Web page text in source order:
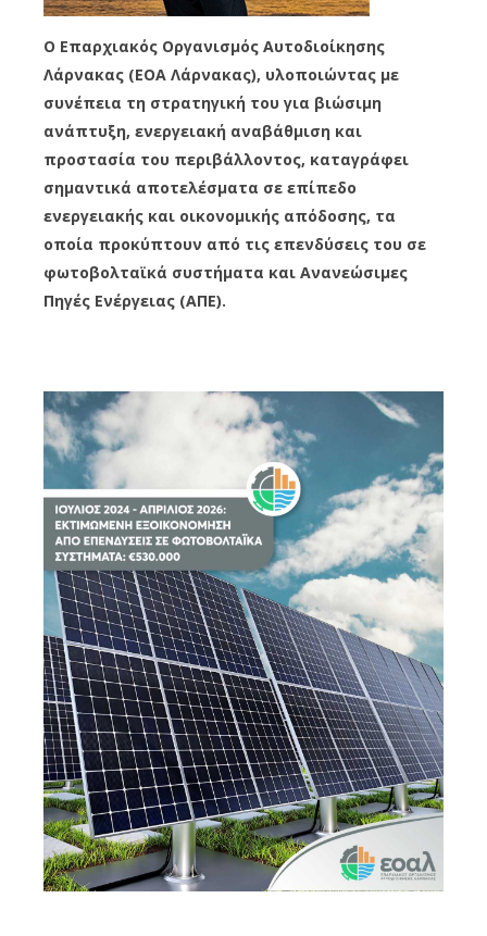
Ο Επαρχιακός Οργανισμός Αυτοδιοίκησης
Λάρνακας (ΕΟΑ Λάρνακας), υλοποιώντας με
συνέπεια τη στρατηγική του για βιώσιμη
ανάπτυξη, ενεργειακή αναβάθμιση και
προστασία του περιβάλλοντος, καταγράφει
σημαντικά αποτελέσματα σε επίπεδο
ενεργειακής και οικονομικής απόδοσης, τα
οποία προκύπτουν από τις επενδύσεις του σε
φωτοβολταϊκά συστήματα και Ανανεώσιμες
Πηγές Ενέργειας (ΑΠΕ).